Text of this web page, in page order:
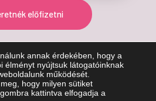
előfizetni
Kft. Minden jog fenntartva!
annak érdekében, hogy a
élményt nyújtsuk látogatóinknak
működését.
hogy milyen sütiket
gombra kattintva elfogadja a